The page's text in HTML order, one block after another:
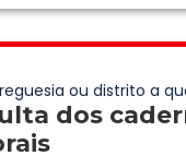
ou distrito a
dos